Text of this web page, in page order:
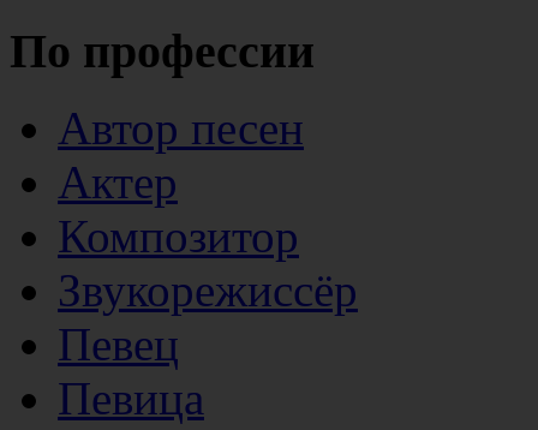
По профессии
Автор песен
Актер
Композитор
Звукорежиссёр
Певец
Певица